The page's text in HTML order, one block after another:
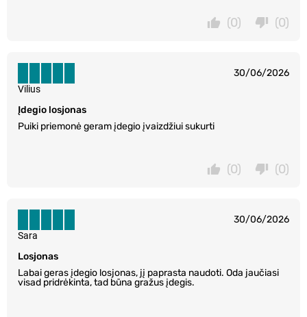
(0)
(0)
30/06/2026
Įdegio losjonas
Puiki priemonė geram įdegio įvaizdžiui sukurti
Vilius
(0)
(0)
30/06/2026
Losjonas
Labai geras įdegio losjonas, jį paprasta naudoti. Oda jaučiasi
visad pridrėkinta, tad būna gražus įdegis.
Sara